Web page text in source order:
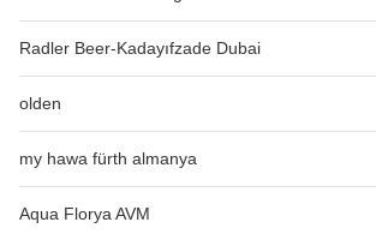
Radler Beer-Kadayıfzade Dubai
olden
my hawa fürth almanya
Aqua Florya AVM